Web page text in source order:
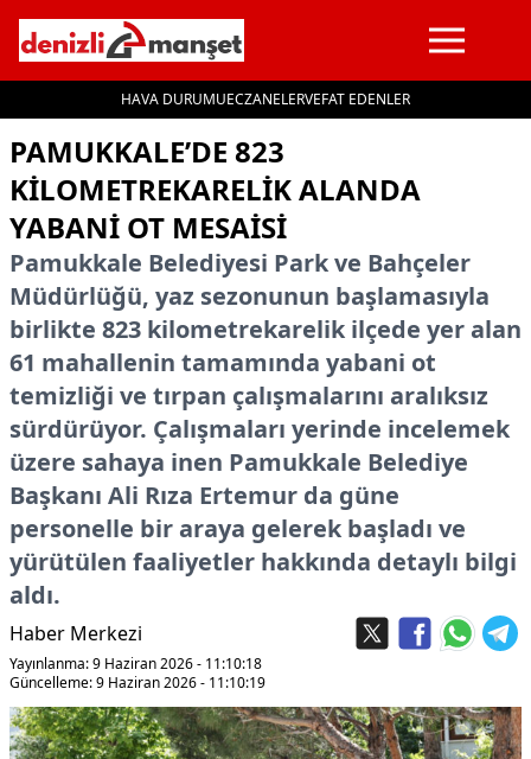
HAVA DURUMUECZANELERVEFAT EDENLER
PAMUKKALE’DE 823
KILOMETREKARELIK ALANDA
YABANI OT MESAISI
Pamukkale Belediyesi Park ve Bahçeler
Müdürlüğü, yaz sezonunun başlamasıyla
birlikte 823 kilometrekarelik ilçede yer alan
61 mahallenin tamamında yabani ot
temizliği ve tırpan çalışmalarını aralıksız
sürdürüyor. Çalışmaları yerinde incelemek
üzere sahaya inen Pamukkale Belediye
Başkanı Ali Rıza Ertemur da güne
personelle bir araya gelerek başladı ve
yürütülen faaliyetler hakkında detaylı bilgi
aldı.
Haber Merkezi
Yayınlanma: 9 Haziran 2026 - 11:10:18
Güncelleme: 9 Haziran 2026 - 11:10:19